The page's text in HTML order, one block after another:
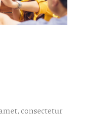
consectetur